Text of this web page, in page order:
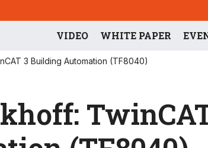
VIDEO WHITE PAPER
3 Building Automation (TF8040)